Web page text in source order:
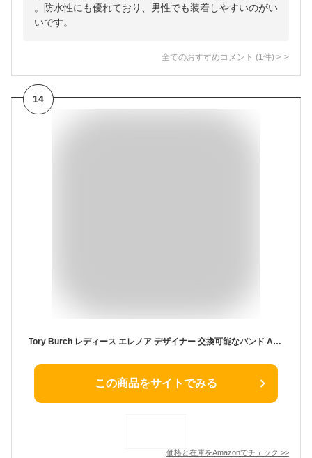
。防水性にも優れており、男性でも装着しやすいのがい
いです。
全てのおすすめコメント (1 件) >
14
Tory Burch レディース エレノア デザイナー 交換可能なバンド Apple Watch用 Series 1-9 または SE Apple Watch対応, ホワイト, One Size, Eleanorブレスレット。
この商品をサイトでみる
価格と在庫をAmazonでチェック >>